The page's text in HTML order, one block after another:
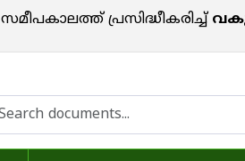
സമീപകാലത്ത് പ്രസിദ്ധീകരിച്ച്